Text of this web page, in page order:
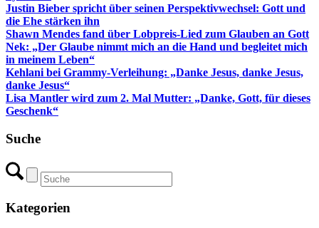
Justin Bieber spricht über seinen Perspektivwechsel: Gott und
die Ehe stärken ihn
Shawn Mendes fand über Lobpreis-Lied zum Glauben an Gott
Nek: „Der Glaube nimmt mich an die Hand und begleitet mich
in meinem Leben“
Kehlani bei Grammy-Verleihung: „Danke Jesus, danke Jesus,
danke Jesus“
Lisa Mantler wird zum 2. Mal Mutter: „Danke, Gott, für dieses
Geschenk“
Suche
Kategorien